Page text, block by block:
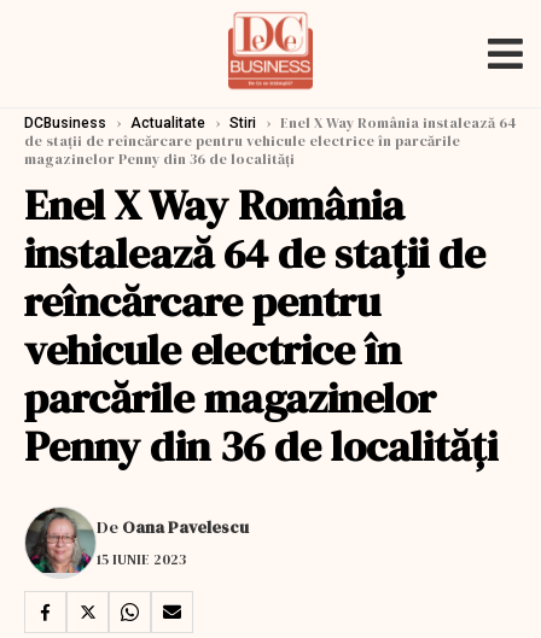
DCBusiness › Actualitate › Stiri › Enel X Way România instalează 64
de stații de reîncărcare pentru vehicule electrice în parcările
magazinelor Penny din 36 de localități
Enel X Way România
instalează 64 de stații de
reîncărcare pentru
vehicule electrice în
parcările magazinelor
Penny din 36 de localități
De Oana Pavelescu
15 IUNIE 2023